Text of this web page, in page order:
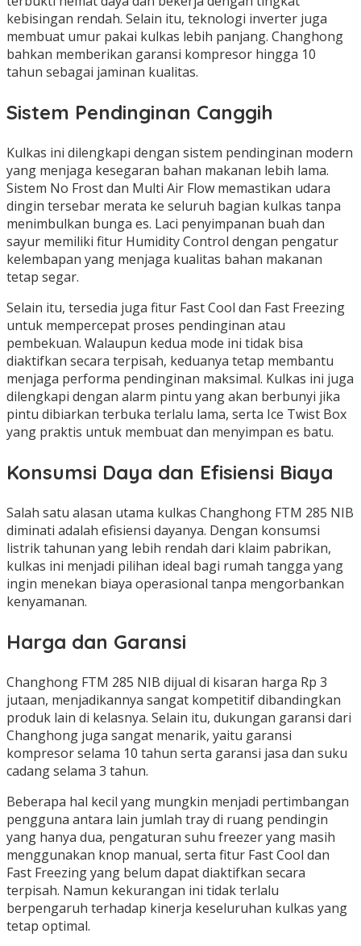
kebisingan rendah. Selain itu, teknologi inverter juga
membuat umur pakai kulkas lebih panjang. Changhong
bahkan memberikan garansi kompresor hingga 10
tahun sebagai jaminan kualitas.
Sistem Pendinginan Canggih
Kulkas ini dilengkapi dengan sistem pendinginan modern
yang menjaga kesegaran bahan makanan lebih lama.
Sistem No Frost dan Multi Air Flow memastikan udara
dingin tersebar merata ke seluruh bagian kulkas tanpa
menimbulkan bunga es. Laci penyimpanan buah dan
sayur memiliki fitur Humidity Control dengan pengatur
kelembapan yang menjaga kualitas bahan makanan
tetap segar.
Selain itu, tersedia juga fitur Fast Cool dan Fast Freezing
untuk mempercepat proses pendinginan atau
pembekuan. Walaupun kedua mode ini tidak bisa
diaktifkan secara terpisah, keduanya tetap membantu
menjaga performa pendinginan maksimal. Kulkas ini juga
dilengkapi dengan alarm pintu yang akan berbunyi jika
pintu dibiarkan terbuka terlalu lama, serta Ice Twist Box
yang praktis untuk membuat dan menyimpan es batu.
Konsumsi Daya dan Efisiensi Biaya
Salah satu alasan utama kulkas Changhong FTM 285 NIB
diminati adalah efisiensi dayanya. Dengan konsumsi
listrik tahunan yang lebih rendah dari klaim pabrikan,
kulkas ini menjadi pilihan ideal bagi rumah tangga yang
ingin menekan biaya operasional tanpa mengorbankan
kenyamanan.
Harga dan Garansi
Changhong FTM 285 NIB dijual di kisaran harga Rp 3
jutaan, menjadikannya sangat kompetitif dibandingkan
produk lain di kelasnya. Selain itu, dukungan garansi dari
Changhong juga sangat menarik, yaitu garansi
kompresor selama 10 tahun serta garansi jasa dan suku
cadang selama 3 tahun.
Beberapa hal kecil yang mungkin menjadi pertimbangan
pengguna antara lain jumlah tray di ruang pendingin
yang hanya dua, pengaturan suhu freezer yang masih
menggunakan knop manual, serta fitur Fast Cool dan
Fast Freezing yang belum dapat diaktifkan secara
terpisah. Namun kekurangan ini tidak terlalu
berpengaruh terhadap kinerja keseluruhan kulkas yang
tetap optimal.